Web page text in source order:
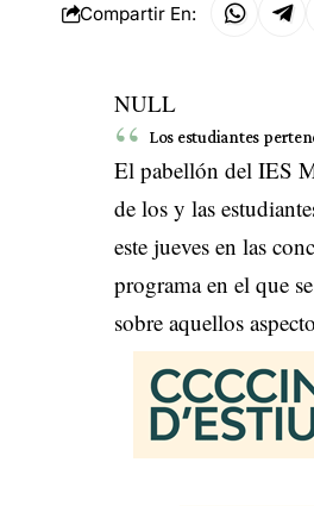
Compartir En:
NULL
Los estudiantes
El pabellón del IES
de los y las
este jueves en las
programa en el que
sobre aquellos